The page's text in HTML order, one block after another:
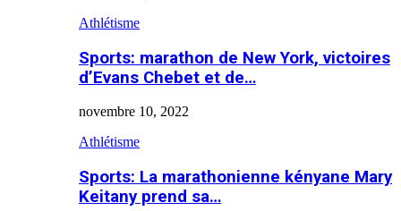
Athlétisme
Sports: marathon de New York, victoires
d’Evans Chebet et de…
novembre 10, 2022
Athlétisme
Sports: La marathonienne kényane Mary
Keitany prend sa…